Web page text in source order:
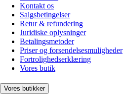
Kontakt os
Salgsbetingelser
Retur & refundering
Juridiske oplysninger
Betalingsmetoder
Priser og forsendelsesmuligheder
Fortrolighedserklæring
Vores butik
Vores butikker